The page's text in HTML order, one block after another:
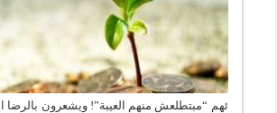
ئهم “مبتطلعش منهم العيبة”! ويشعرون بالرضا